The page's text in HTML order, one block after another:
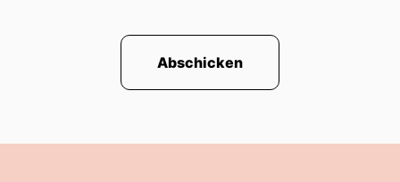
Abschicken